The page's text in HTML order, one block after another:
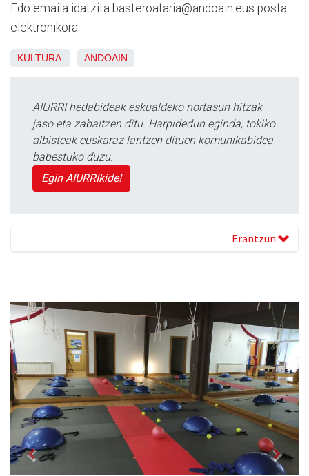
Edo emaila idatzita basteroataria@andoain.eus posta
elektronikora.
KULTURA ANDOAIN
AIURRI hedabideak eskualdeko nortasun hitzak
jaso eta zabaltzen ditu. Harpidedun eginda, tokiko
albisteak euskaraz lantzen dituen komunikabidea
babestuko duzu.
Egin AIURRIkide!
Erantzun
Previous Next